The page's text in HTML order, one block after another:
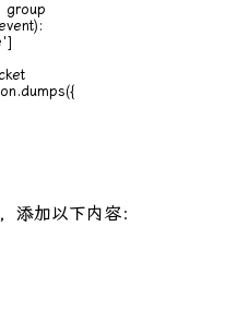
group
添加以下内容：